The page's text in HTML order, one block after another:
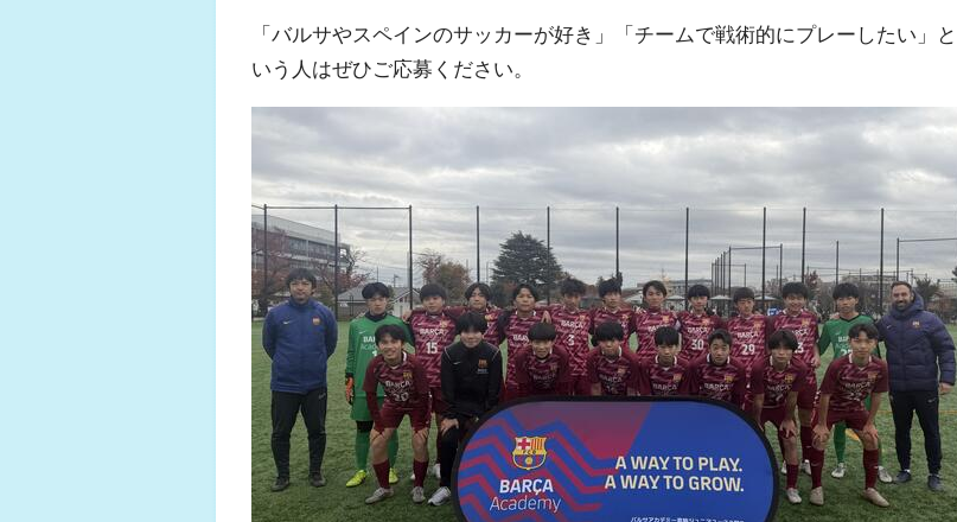
「バルサやスペインのサッカーが好き」「チームで戦術的にプレーしたい」と
いう人はぜひご応募ください。